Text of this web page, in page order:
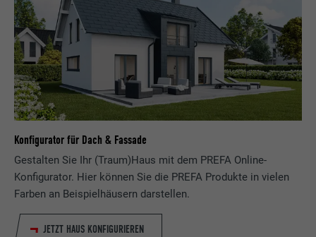
Konfigurator für Dach & Fassade
Gestalten Sie Ihr (Traum)Haus mit dem PREFA Online-
Konfigurator. Hier können Sie die PREFA Produkte in vielen
Farben an Beispielhäusern darstellen.
JETZT HAUS KONFIGURIEREN